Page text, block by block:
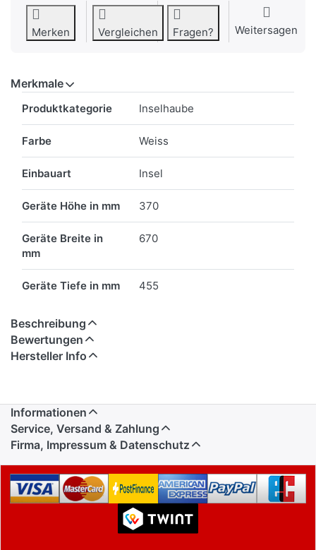
Merken Vergleichen Fragen? Weitersagen
Merkmale
Produktkategorie Inselhaube
Farbe Weiss
Einbauart Insel
Geräte Höhe in mm 370
Geräte Breite in
mm
670
Geräte Tiefe in mm 455
Beschreibung
Bewertungen
Hersteller Info
Informationen
Service, Versand & Zahlung
Firma, Impressum & Datenschutz